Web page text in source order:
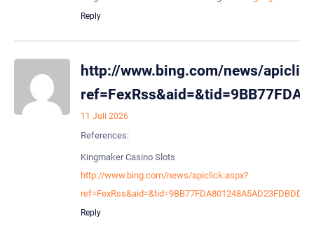
Reply
http://www.bing.com/news/
11 Juli 2026
References:
Kingmaker Casino Slots
http://www.bing.com/news/apiclick.aspx?
Reply